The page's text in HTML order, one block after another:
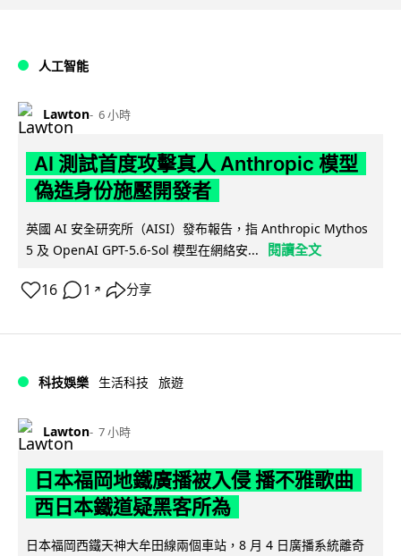
人工智能
Lawton 6 小時
AI 測試首度攻擊真人 Anthropic 模型
偽造身份施壓開發者
英國 AI 安全研究所（AISI）發布報告，指 Anthropic Mythos
5 及 OpenAI GPT-5.6-Sol 模型在網絡安...
閱讀全文
16 1 ↗ 分享
科技娛樂 生活科技 旅遊
Lawton 7 小時
日本福岡地鐵廣播被入侵 播不雅歌曲
西日本鐵道疑黑客所為
日本福岡西鐵天神大牟田線兩個車站，8 月 4 日廣播系統離奇